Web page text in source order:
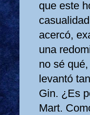
que este
acercó,
una
no sé
levantó
Gin. ¿Es
Mart.